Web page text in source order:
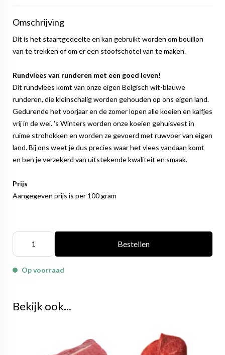
Omschrijving
Dit is het staartgedeelte en kan gebruikt worden om bouillon
van te trekken of om er een stoofschotel van te maken.
Rundvlees van runderen met een goed leven!
Dit rundvlees komt van onze eigen Belgisch wit-blauwe
runderen, die kleinschalig worden gehouden op ons eigen land.
Gedurende het voorjaar en de zomer lopen alle koeien en kalfjes
vrij in de wei. 's Winters worden onze koeien gehuisvest in
ruime strohokken en worden ze gevoerd met ruwvoer van eigen
land. Bij ons weet je dus precies waar het vlees vandaan komt
en ben je verzekerd van uitstekende kwaliteit en smaak.
Prijs
Aangegeven prijs is per 100 gram
Bestellen
Op voorraad
Bekijk ook...